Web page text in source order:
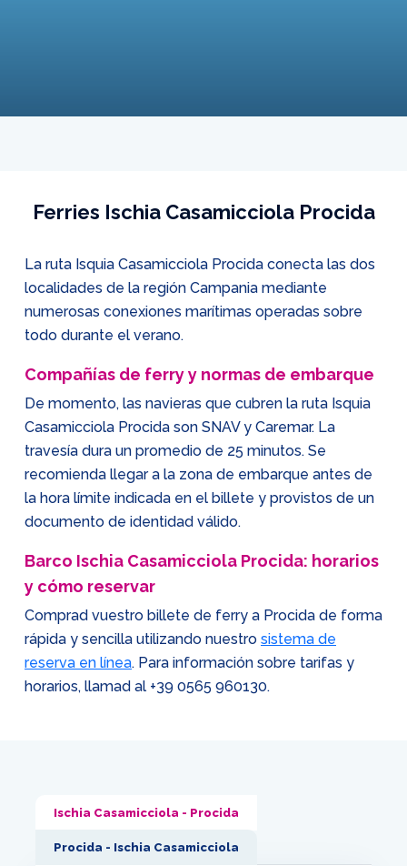
Ferries Ischia Casamicciola Procida
La ruta Isquia Casamicciola Procida conecta las dos
localidades de la región Campania mediante
numerosas conexiones marítimas operadas sobre
todo durante el verano.
Compañías de ferry y normas de embarque
De momento, las navieras que cubren la ruta Isquia
Casamicciola Procida son SNAV y Caremar. La
travesía dura un promedio de 25 minutos. Se
recomienda llegar a la zona de embarque antes de
la hora límite indicada en el billete y provistos de un
documento de identidad válido.
Barco Ischia Casamicciola Procida: horarios
y cómo reservar
Comprad vuestro billete de ferry a Procida de forma
rápida y sencilla utilizando nuestro sistema de
reserva en línea. Para información sobre tarifas y
horarios, llamad al +39 0565 960130.
Ischia Casamicciola - Procida
Procida - Ischia Casamicciola